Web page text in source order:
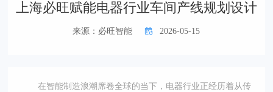
上海必旺赋能电器行业车间产线规划设计
来源：必旺智能 2026-05-15
在智能制造浪潮席卷全球的当下，电器行业正经历着从传